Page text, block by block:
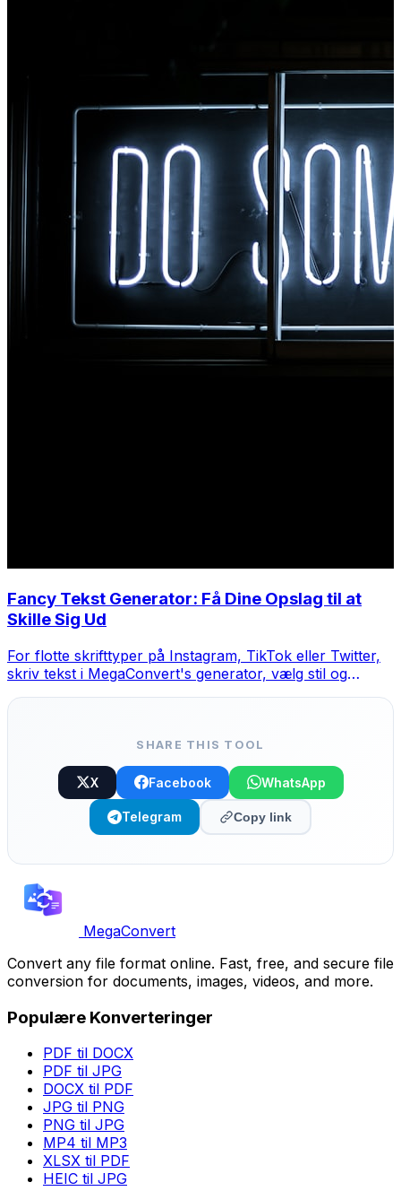
Fancy Tekst Generator: Få Dine Opslag til at
Skille Sig Ud
For flotte skrifttyper på Instagram, TikTok eller Twitter,
skriv tekst i MegaConvert's generator, vælg stil og
SHARE THIS TOOL
X Facebook WhatsApp
Telegram Copy link
MegaConvert
Convert any file format online. Fast, free, and secure file
conversion for documents, images, videos, and more.
Populære Konverteringer
PDF til DOCX
PDF til JPG
DOCX til PDF
JPG til PNG
PNG til JPG
MP4 til MP3
XLSX til PDF
HEIC til JPG